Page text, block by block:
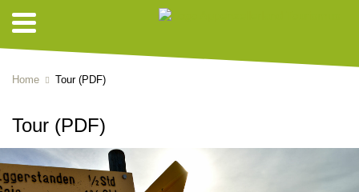
Home Tour (PDF)
Tour (PDF)